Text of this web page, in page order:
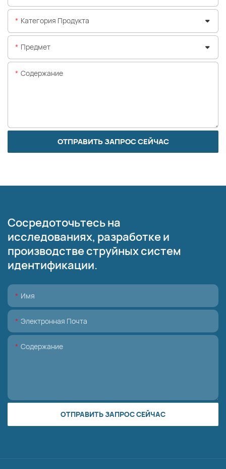
Категория Продукта
Предмет
Содержание
ОТПРАВИТЬ ЗАПРОС СЕЙЧАС
Сосредоточьтесь на
исследованиях, разработке и
производстве струйных систем
идентификации.
Имя
Электронная Почта
Содержание
ОТПРАВИТЬ ЗАПРОС СЕЙЧАС